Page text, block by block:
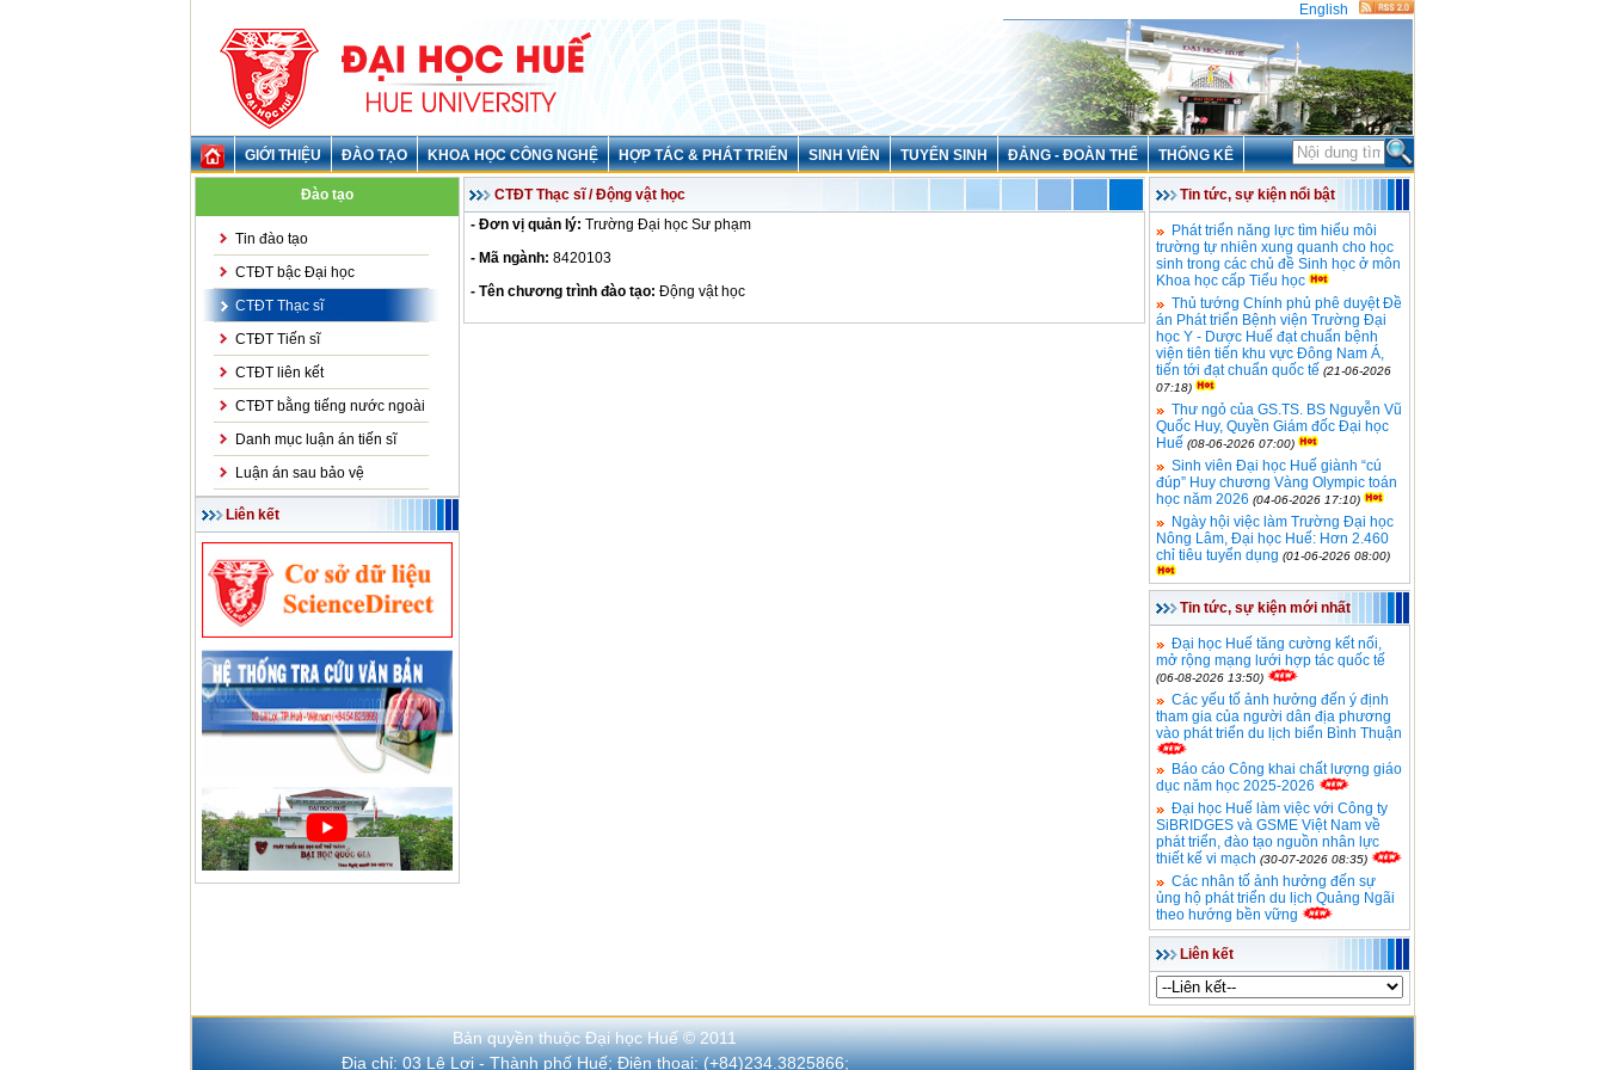
English
GIỚI THIỆU ĐÀO TẠO KHOA HỌC CÔNG NGHỆ HỢP TÁC & PHÁT TRIỂN SINH VIÊN TUYỂN SINH ĐẢNG - ĐOÀN THỂ THỐNG KÊ
Đào tạo
Tin đào tạo
CTĐT bậc Đại học
CTĐT Thạc sĩ
CTĐT Tiến sĩ
CTĐT liên kết
CTĐT bằng tiếng nước ngoài
Danh mục luận án tiến sĩ
Luận án sau bảo vệ
Liên kết
CTĐT Thạc sĩ / Động vật học
- Đơn vị quản lý: Trường Đại học Sư phạm
- Mã ngành: 8420103
- Tên chương trình đào tạo: Động vật học
Tin tức, sự kiện nổi bật
Phát triển năng lực tìm hiểu môi
trường tự nhiên xung quanh cho học
sinh trong các chủ đề Sinh học ở môn
Khoa học cấp Tiểu học
Thủ tướng Chính phủ phê duyệt Đề
án Phát triển Bệnh viện Trường Đại
học Y - Dược Huế đạt chuẩn bệnh
viện tiên tiến khu vực Đông Nam Á,
tiến tới đạt chuẩn quốc tế (21-06-2026
07:18)
Thư ngỏ của GS.TS. BS Nguyễn Vũ
Quốc Huy, Quyền Giám đốc Đại học
Huế (08-06-2026 07:00)
Sinh viên Đại học Huế giành “cú
đúp” Huy chương Vàng Olympic toán
học năm 2026 (04-06-2026 17:10)
Ngày hội việc làm Trường Đại học
Nông Lâm, Đại học Huế: Hơn 2.460
chỉ tiêu tuyển dụng (01-06-2026 08:00)
Tin tức, sự kiện mới nhất
Đại học Huế tăng cường kết nối,
mở rộng mạng lưới hợp tác quốc tế
(06-08-2026 13:50)
Các yếu tố ảnh hưởng đến ý định
tham gia của người dân địa phương
vào phát triển du lịch biển Bình Thuận
Báo cáo Công khai chất lượng giáo
dục năm học 2025-2026
Đại học Huế làm việc với Công ty
SiBRIDGES và GSME Việt Nam về
phát triển, đào tạo nguồn nhân lực
thiết kế vi mạch (30-07-2026 08:35)
Các nhân tố ảnh hưởng đến sự
ủng hộ phát triển du lịch Quảng Ngãi
theo hướng bền vững
Liên kết
Bản quyền thuộc Đại học Huế © 2011
Địa chỉ: 03 Lê Lợi - Thành phố Huế; Điện thoại: (+84)234.3825866;